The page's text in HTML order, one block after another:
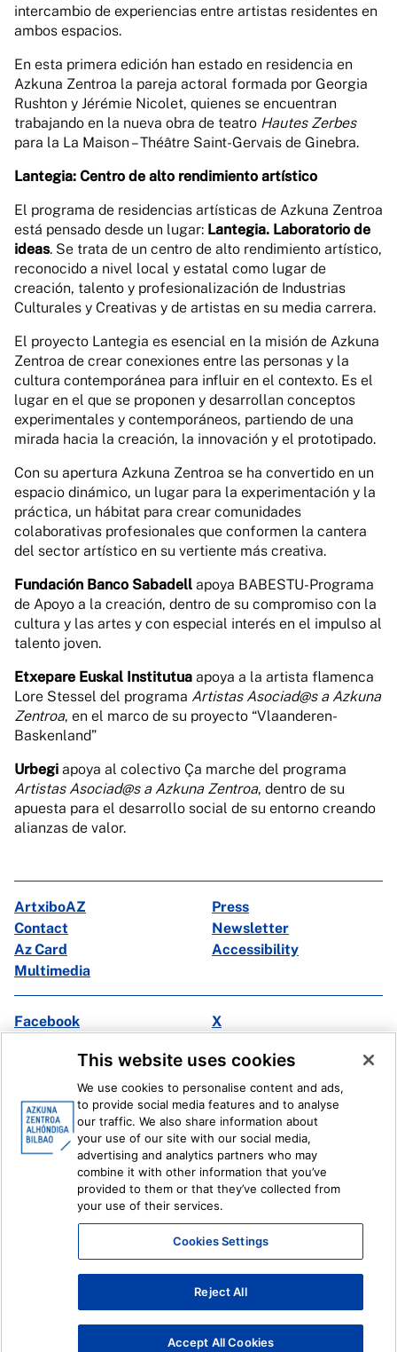
intercambio de experiencias entre artistas residentes en
ambos espacios.
En esta primera edición han estado en residencia en
Azkuna Zentroa la pareja actoral formada por Georgia
Rushton y Jérémie Nicolet, quienes se encuentran
trabajando en la nueva obra de teatro Hautes Zerbes
para la La Maison – Théâtre Saint-Gervais de Ginebra.
Lantegia: Centro de alto rendimiento artístico
El programa de residencias artísticas de Azkuna Zentroa
está pensado desde un lugar: Lantegia. Laboratorio de
ideas. Se trata de un centro de alto rendimiento artístico,
reconocido a nivel local y estatal como lugar de
creación, talento y profesionalización de Industrias
Culturales y Creativas y de artistas en su media carrera.
El proyecto Lantegia es esencial en la misión de Azkuna
Zentroa de crear conexiones entre las personas y la
cultura contemporánea para influir en el contexto. Es el
lugar en el que se proponen y desarrollan conceptos
experimentales y contemporáneos, partiendo de una
mirada hacia la creación, la innovación y el prototipado.
Con su apertura Azkuna Zentroa se ha convertido en un
espacio dinámico, un lugar para la experimentación y la
práctica, un hábitat para crear comunidades
colaborativas profesionales que conformen la cantera
del sector artístico en su vertiente más creativa.
Fundación Banco Sabadell apoya BABESTU-Programa
de Apoyo a la creación, dentro de su compromiso con la
cultura y las artes y con especial interés en el impulso al
talento joven.
Etxepare Euskal Institutua apoya a la artista flamenca
Lore Stessel del programa Artistas Asociad@s a Azkuna
Zentroa, en el marco de su proyecto “Vlaanderen-
Baskenland”
Urbegi apoya al colectivo Ça marche del programa
Artistas Asociad@s a Azkuna Zentroa, dentro de su
apuesta para el desarrollo social de su entorno creando
alianzas de valor.
ArtxiboAZ
Press
Contact
Newsletter
Az Card
Accessibility
Multimedia
Facebook
X
Ivoox
Legal information Internal Reporting System
This website uses cookies
We use cookies to personalise content and ads,
to provide social media features and to analyse
our traffic. We also share information about
your use of our site with our social media,
advertising and analytics partners who may
combine it with other information that you’ve
provided to them or that they’ve collected from
your use of their services.
Cookies Settings
Reject All
Accept All Cookies